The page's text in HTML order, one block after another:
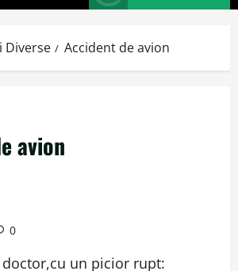
Diverse Accident de avion
avion
0
un picior rupt: